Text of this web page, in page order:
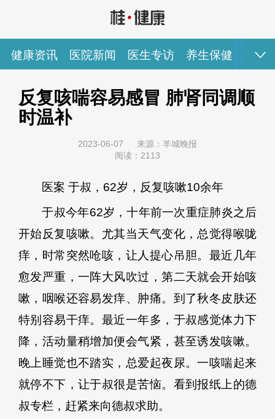
健康资讯 医院新闻 医生专访 养生保健 健康
健康资讯 医院新闻 医生专访 养生保健 健康视频
专家推荐 图说健康
反复咳喘容易感冒 肺肾同调顺
时温补
2023-06-07
来源：羊城晚报
阅读：2113
医案 于叔，62岁，反复咳嗽10余年
于叔今年62岁，十年前一次重症肺炎之后
开始反复咳嗽。尤其当天气变化，总觉得喉咙
痒，时常突然呛咳，让人提心吊胆。最近几年
愈发严重，一阵大风吹过，第二天就会开始咳
嗽，咽喉还容易发痒、肿痛。到了秋冬皮肤还
特别容易干痒。最近一年多，于叔感觉体力下
降，活动量稍增加便会气紧，甚至诱发咳嗽。
晚上睡觉也不踏实，总爱起夜尿。一咳喘起来
就停不下，让于叔很是苦恼。看到报纸上的德
叔专栏，赶紧来向德叔求助。